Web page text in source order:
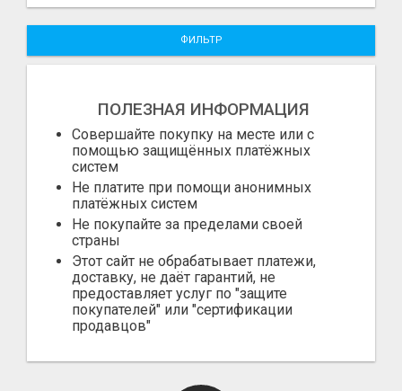
ФИЛЬТР
ПОЛЕЗНАЯ ИНФОРМАЦИЯ
Совершайте покупку на месте или с
помощью защищённых платёжных
систем
Не платите при помощи анонимных
платёжных систем
Не покупайте за пределами своей
страны
Этот сайт не обрабатывает платежи,
доставку, не даёт гарантий, не
предоставляет услуг по "защите
покупателей" или "сертификации
продавцов"